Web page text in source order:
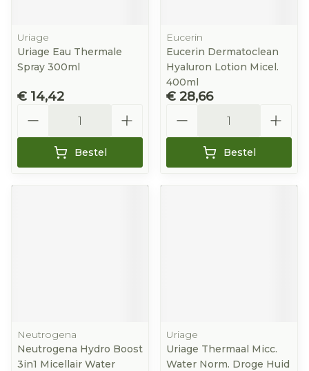
Uriage
Uriage Eau Thermale
Spray 300ml
€ 14,42
Bestel
Eucerin
Eucerin Dermatoclean
Hyaluron Lotion Micel.
400ml
€ 28,66
Bestel
Neutrogena
Neutrogena Hydro Boost
3in1 Micellair Water
Uriage
Uriage Thermaal Micc.
Water Norm. Droge Huid